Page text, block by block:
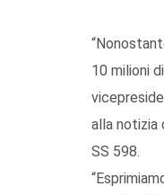
10 milioni
alla notizia
SS 598.